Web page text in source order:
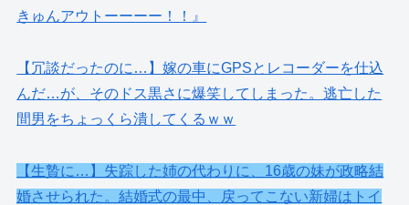
きゅんアウトーーーー！！』
【冗談だったのに…】嫁の車にGPSとレコーダーを仕込
んだ…が、そのドス黒さに爆笑してしまった。逃亡した
間男をちょっくら潰してくるｗｗ
【生贄に…】失踪した姉の代わりに、16歳の妹が政略結
婚させられた。結婚式の最中、戻ってこない新婦はトイ